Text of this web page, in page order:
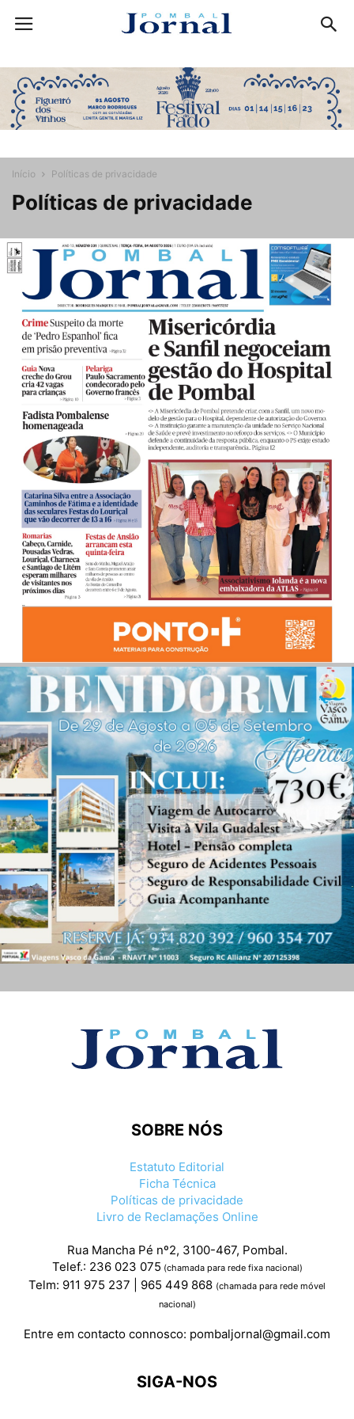
Início Políticas de privacidade
Políticas de privacidade
SOBRE NÓS
Estatuto Editorial
Ficha Técnica
Políticas de privacidade
Livro de Reclamações Online
Rua Mancha Pé nº2, 3100-467, Pombal.
Telef.: 236 023 075 (chamada para rede fixa nacional)
Telm: 911 975 237 | 965 449 868 (chamada para rede móvel
nacional)
Entre em contacto connosco: pombaljornal@gmail.com
SIGA-NOS